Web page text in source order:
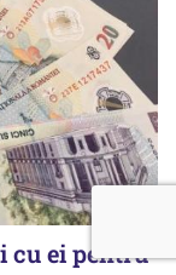
cu ei pentru